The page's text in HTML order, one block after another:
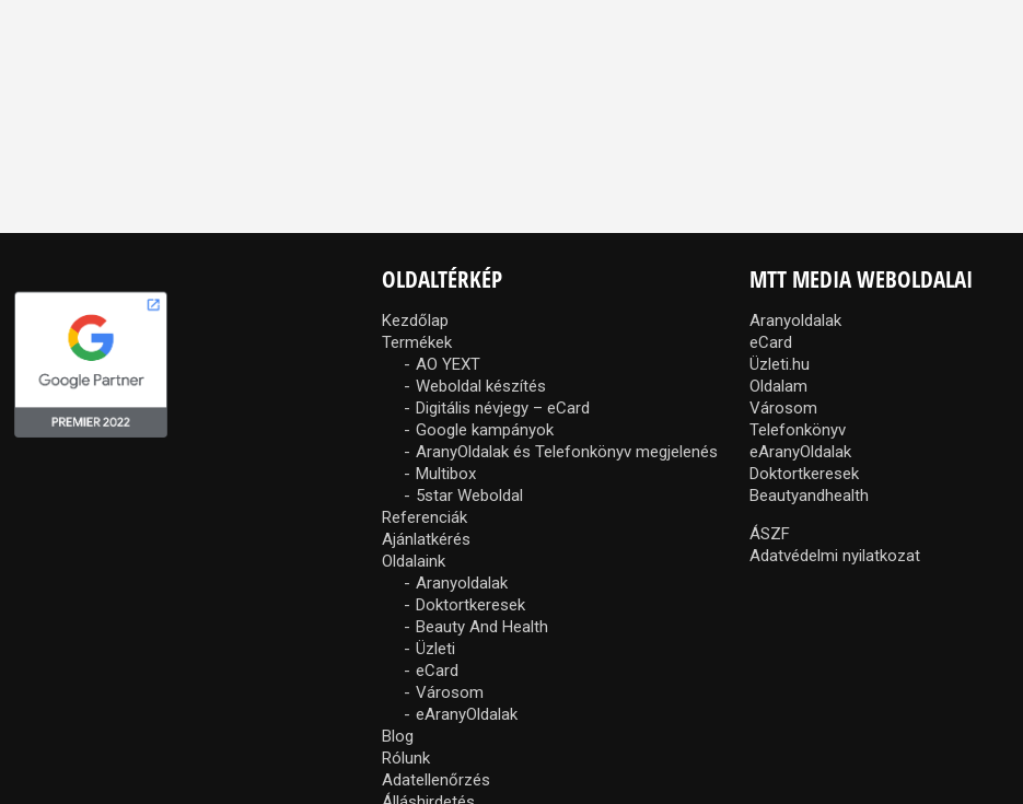
OLDALTÉRKÉP
Kezdőlap
Termékek
AO YEXT
Weboldal készítés
Digitális névjegy – eCard
Google kampányok
AranyOldalak és Telefonkönyv megjelenés
Multibox
5star Weboldal
Referenciák
Ajánlatkérés
Oldalaink
Aranyoldalak
Doktortkeresek
Beauty And Health
Üzleti
eCard
Városom
eAranyOldalak
Blog
Rólunk
Adatellenőrzés
MTT MEDIA WEBOLDALAI
Aranyoldalak
eCard
Üzleti.hu
Oldalam
Városom
Telefonkönyv
eAranyOldalak
Doktortkeresek
Beautyandhealth
ÁSZF
Adatvédelmi nyilatkozat